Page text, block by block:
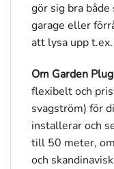
gör sig bra
garage eller
att lysa upp
Om Garden
flexibelt och
svagström) för
installerar och
till 50 meter,
och